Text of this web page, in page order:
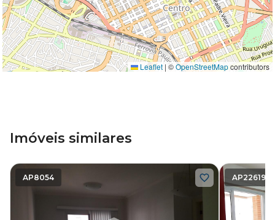
Leaflet |©OpenStreetMapcontributors
Imóveis similares
AP8054 AP22619